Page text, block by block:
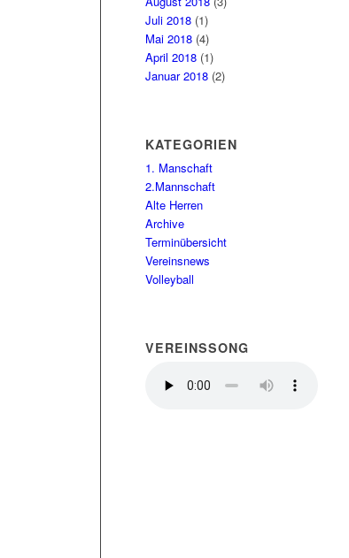
Juli 2018 (1)
Mai 2018 (4)
April 2018 (1)
Januar 2018 (2)
KATEGORIEN
1. Manschaft
2.Mannschaft
Alte Herren
Archive
Terminübersicht
Vereinsnews
Volleyball
VEREINSSONG